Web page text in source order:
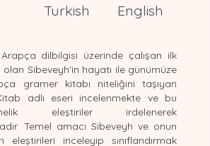
English
Turkish
dilbilgisi üzerinde çalışan ilk
Sibeveyh'in hayatı ile günümüze
gramer kitabı niteliğini taşıyan
adlı eseri incelenmekte ve bu
eleştiriler irdelenerek
Temel amacı Sibeveyh ve onun
eleştirileri inceleyip sınıflandırmak